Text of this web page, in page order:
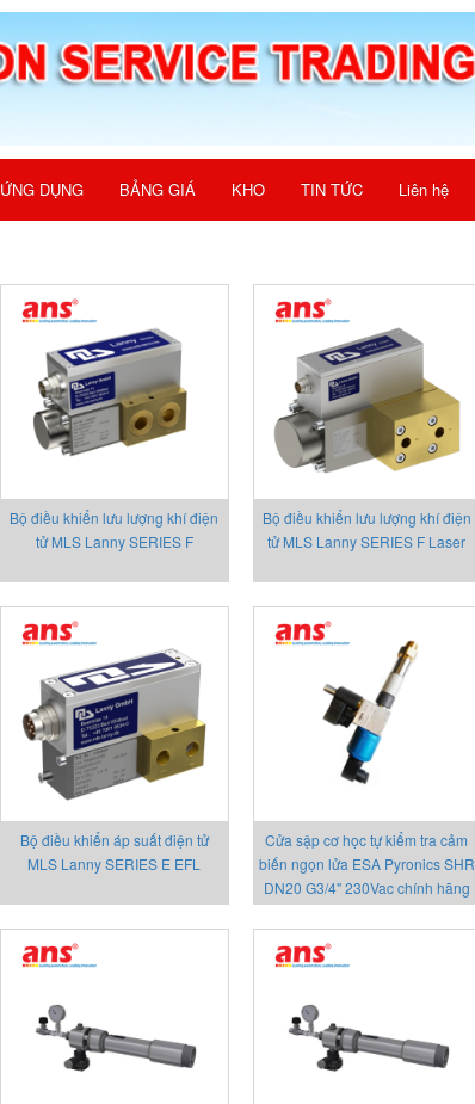
ỨNG DỤNG BẢNG GIÁ KHO TIN TỨC Liên hệ
Bộ điều khiển lưu lượng khí điện
tử MLS Lanny SERIES F
Bộ điều khiển lưu lượng khí điện
tử MLS Lanny SERIES F Laser
Bộ điều khiển áp suất điện tử
MLS Lanny SERIES E EFL
Cửa sập cơ học tự kiểm tra cảm
biến ngọn lửa ESA Pyronics SHR
DN20 G3/4" 230Vac chính hãng